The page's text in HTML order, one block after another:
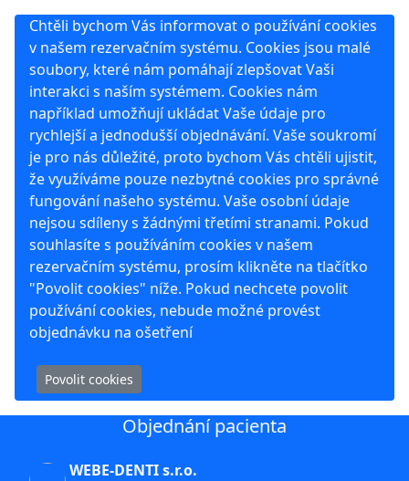
Chtěli bychom Vás informovat o používání cookies
v našem rezervačním systému. Cookies jsou malé
soubory, které nám pomáhají zlepšovat Vaši
interakci s naším systémem. Cookies nám
například umožňují ukládat Vaše údaje pro
rychlejší a jednodušší objednávání. Vaše soukromí
je pro nás důležité, proto bychom Vás chtěli ujistit,
že využíváme pouze nezbytné cookies pro správné
fungování našeho systému. Vaše osobní údaje
nejsou sdíleny s žádnými třetími stranami. Pokud
souhlasíte s používáním cookies v našem
rezervačním systému, prosím klikněte na tlačítko
"Povolit cookies" níže. Pokud nechcete povolit
používání cookies, nebude možné provést
objednávku na ošetření
Povolit cookies
Objednání pacienta
WEBE-DENTI s.r.o.